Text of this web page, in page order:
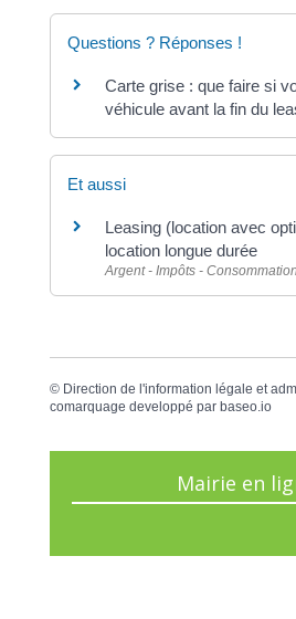
Questions ? Réponses !
Carte grise : que faire si
véhicule avant la fin du
Et aussi
Leasing (location avec
location longue durée
Argent - Impôts - Consommation
© Direction de l'information légale et
comarquage developpé par baseo.io
Mairie en